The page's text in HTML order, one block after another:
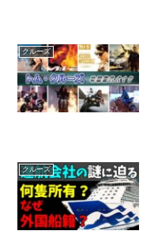
クルーズ
クルーズ